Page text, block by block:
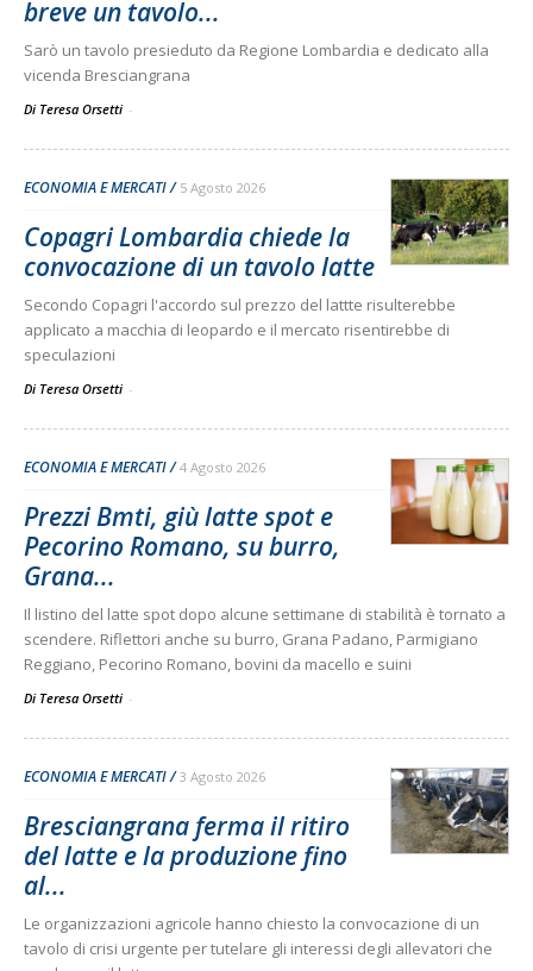
breve un tavolo...
Sarò un tavolo presieduto da Regione Lombardia e dedicato alla
vicenda Bresciangrana
Di Teresa Orsetti -
ECONOMIA E MERCATI 5 Agosto 2026
Copagri Lombardia chiede la
convocazione di un tavolo latte
Secondo Copagri l'accordo sul prezzo del lattte risulterebbe
applicato a macchia di leopardo e il mercato risentirebbe di
speculazioni
Di Teresa Orsetti -
ECONOMIA E MERCATI 4 Agosto 2026
Prezzi Bmti, giù latte spot e
Pecorino Romano, su burro,
Grana...
Il listino del latte spot dopo alcune settimane di stabilità è tornato a
scendere. Riflettori anche su burro, Grana Padano, Parmigiano
Reggiano, Pecorino Romano, bovini da macello e suini
Di Teresa Orsetti -
ECONOMIA E MERCATI 3 Agosto 2026
Bresciangrana ferma il ritiro
del latte e la produzione fino
al...
Le organizzazioni agricole hanno chiesto la convocazione di un
tavolo di crisi urgente per tutelare gli interessi degli allevatori che